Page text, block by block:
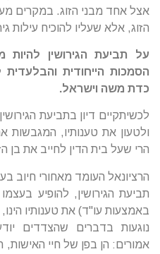
אצל אחד מבני הזוג. במקרים
הזוג, אלא שעליו להוכיח עילות
על תביעת הגירושין להיות
הסמכות הייחודית והבלעדית
כדת משה וישראל.
לכשיתקיים דיון בתביעת
ולטעון את טענותיו, המגבשות
הרי שעל בית הדין לחייב את בן
הרציונאל העומד מאחורי חיוב
תביעת הגירושין, להופיע
באמצעות עו"ד) את טענותיו
נוגעות בדברים שהצדדים
אמורים: הן בפן של חיי האישות,